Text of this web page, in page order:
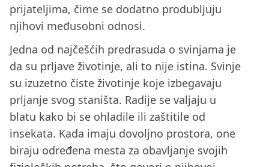
prijateljima, čime se dodatno produbljuju
njihovi međusobni odnosi.
Jedna od najčešćih predrasuda o svinjama je
da su prljave životinje, ali to nije istina. Svinje
su izuzetno čiste životinje koje izbegavaju
prljanje svog staništa. Radije se valjaju u
blatu kako bi se ohladile ili zaštitile od
insekata. Kada imaju dovoljno prostora, one
biraju određena mesta za obavljanje svojih